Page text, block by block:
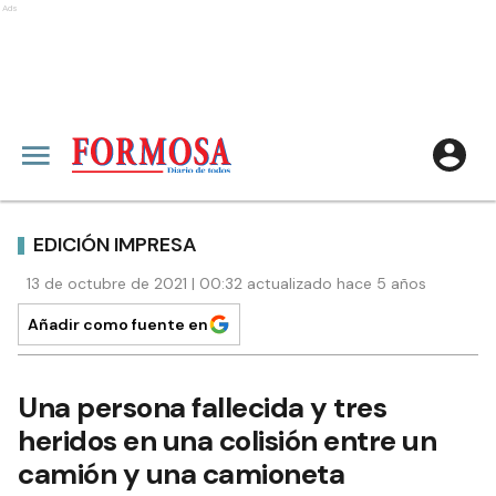
Ads
EDICIÓN IMPRESA
13 de octubre de 2021 | 00:32 actualizado hace 5 años
Añadir como fuente en
Una persona fallecida y tres
heridos en una colisión entre un
camión y una camioneta